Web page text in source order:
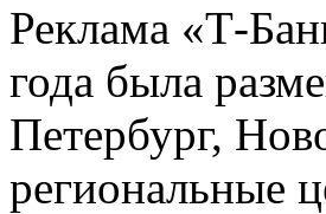
Реклама «Т-
года была
Петербург,
региональные